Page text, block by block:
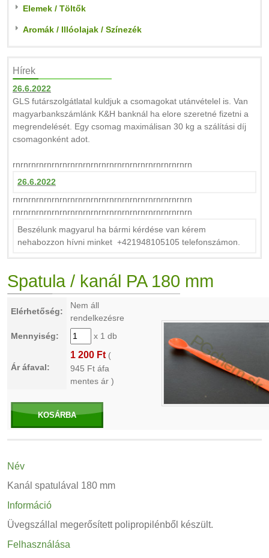
Elemek / Töltők
Aromák / Illóolajak / Színezék
Hírek
26.6.2022
GLS futárszolgátlatal kuldjuk a csomagokat utánvételel is. Van
magyarbankszámlánk K&H banknál ha elore szeretné fizetni a
megrendelését. Egy csomag maximálisan 30 kg a szálítási díj
csomagonként adot.
rnrnrnrnrnrnrnrnrnrnrnrnrnrnrnrnrnrnrnrnrnrnrn
26.6.2022
rnrnrnrnrnrnrnrnrnrnrnrnrnrnrnrnrnrnrnrnrnrnrn
rnrnrnrnrnrnrnrnrnrnrnrnrnrnrnrnrnrnrnrnrnrnrn
Beszélunk magyarul ha bármi kérdése van kérem
nehabozzon hívni minket +421948105105 telefonszámon.
Spatula / kanál PA 180 mm
Elérhetőség:
Nem áll
rendelkezésre
Mennyiség:
x 1 db
Ár áfaval:
1 200 Ft (
945 Ft áfa
mentes ár )
KOSÁRBA
Név
Kanál spatulával 180 mm
Információ
Üvegszállal megerősített polipropilénből készült.
Felhasználása